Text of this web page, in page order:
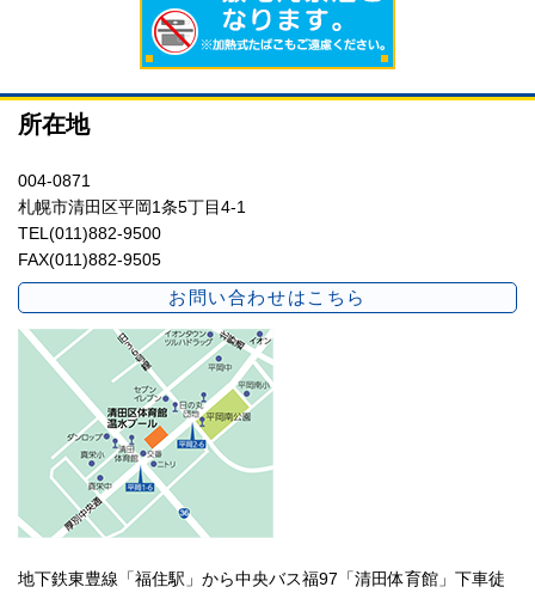
所在地
004-0871
札幌市清田区平岡1条5丁目4-1
TEL(011)882-9500
FAX(011)882-9505
お問い合わせはこちら
地下鉄東豊線「福住駅」から中央バス福97「清田体育館」下車徒